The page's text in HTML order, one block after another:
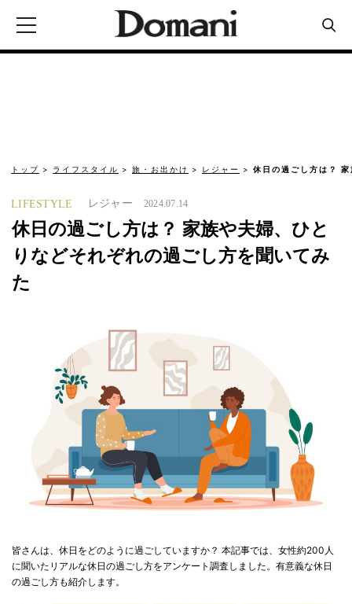
トップ ライフスタイル 旅・お出かけ レジャー 休日の過ごし方は？
LIFESTYLE レジャー 2024.07.14
休日の過ごし方は？ 家族や夫婦、ひと
りなどそれぞれの過ごし方を聞いてみ
た
皆さんは、休日をどのように過ごしていますか？ 本記事では、女性約200人
に聞いたリアルな休日の過ごし方をアンケート調査しました。有意義な休日
の過ごし方も紹介します。